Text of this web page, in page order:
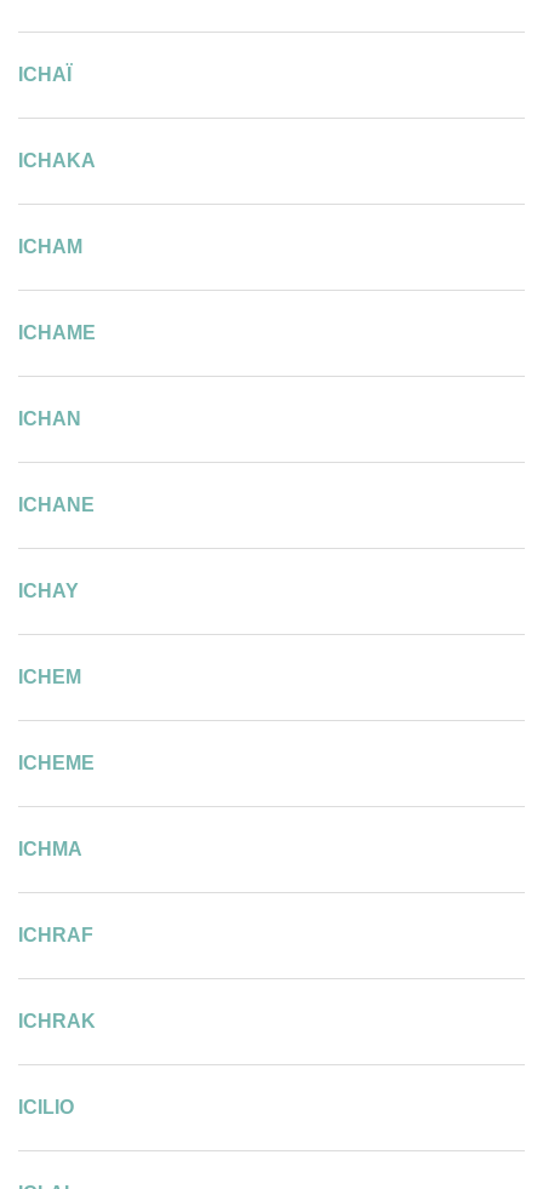
ICHAÏ
ICHAKA
ICHAM
ICHAME
ICHAN
ICHANE
ICHAY
ICHEM
ICHEME
ICHMA
ICHRAF
ICHRAK
ICILIO